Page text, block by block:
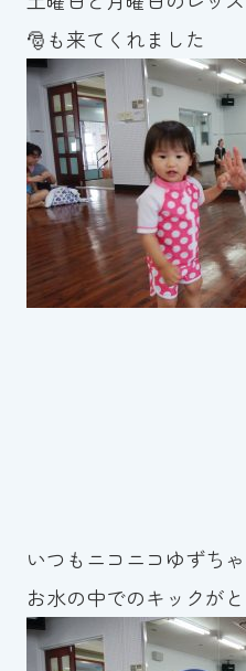
メールで
スイミ
体験申
🎅も来てくれました
いつもニコニコゆずちゃ
お水の中でのキックが